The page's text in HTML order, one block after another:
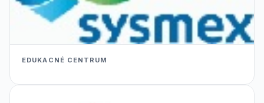
EDUKACNÉ CENTRUM